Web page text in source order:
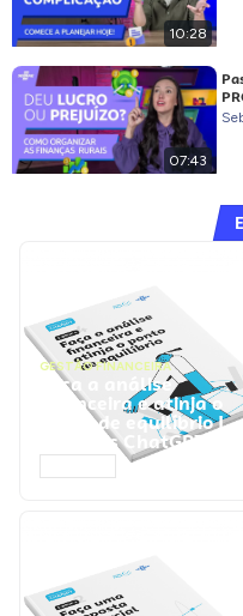
10:28
07:43
GESTÃO FINANCEIRA
Faça a análise
financeira e atinja o
ponto de equilíbrio |
Prompts ChatGPT